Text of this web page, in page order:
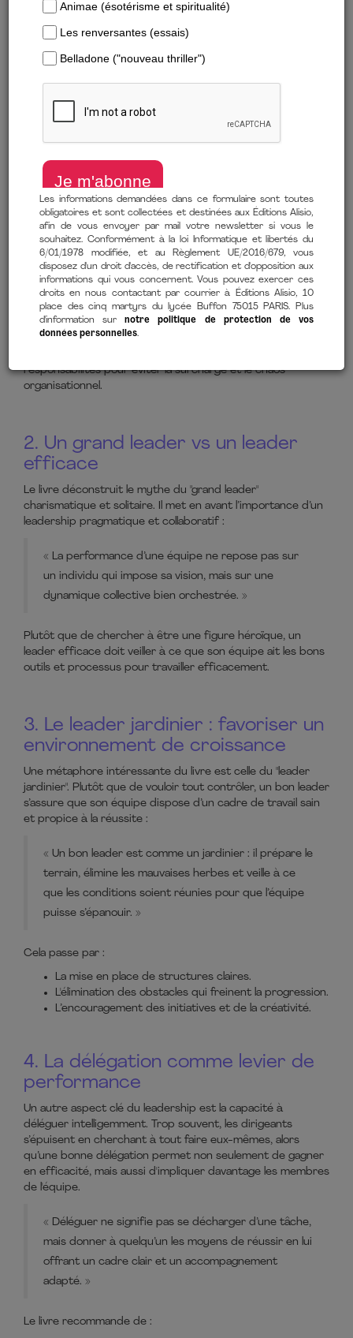
leadership ne se résume plus à une simple question de
Team. S’organiser pour réussir en équipe
efficace repose sur des principes concrets qui favorisent
une collaboration fluide et performante​
1. Leadership et management : un
équilibre essentiel
Le leadership est souvent opposé au management, comme
si ces deux notions étaient incompatibles. Pourtant, le livre
souligne l'importance de conjuguer les deux :
« La gestion individuelle du travail et son organisation
ne suffisent pas. C’est au niveau de l’équipe que les
décisions stratégiques doivent être traduites en
actions concrètes. »​
Un bon leader ne se limite donc pas à inspirer son équipe :
responsabilités pour éviter la surcharge et le chaos
organisationnel.
2. Un grand leader vs un leader
efficace
Le livre déconstruit le mythe du "grand leader"
charismatique et solitaire. Il met en avant l’importance d’un
leadership pragmatique et collaboratif :
« La performance d’une équipe ne repose pas sur
un individu qui impose sa vision, mais sur une
dynamique collective bien orchestrée. »​
Plutôt que de chercher à être une figure héroïque, un
leader efficace doit veiller à ce que son équipe ait les bons
outils et processus pour travailler efficacement.
3. Le leader jardinier : favoriser un
environnement de croissance
Une métaphore intéressante du livre est celle du "leader
jardinier". Plutôt que de vouloir tout contrôler, un bon leader
s’assure que son équipe dispose d’un cadre de travail sain
et propice à la réussite :
« Un bon leader est comme un jardinier : il prépare le
terrain, élimine les mauvaises herbes et veille à ce
que les conditions soient réunies pour que l’équipe
puisse s’épanouir. »​
Cela passe par :
La mise en place de structures claires.
L'élimination des obstacles qui freinent la progression.
L’encouragement des initiatives et de la créativité.
4. La délégation comme levier de
performance
Un autre aspect clé du leadership est la capacité à
déléguer intelligemment. Trop souvent, les dirigeants
s’épuisent en cherchant à tout faire eux-mêmes, alors
qu’une bonne délégation permet non seulement de gagner
en efficacité, mais aussi d'impliquer davantage les membres
de l'équipe.
« Déléguer ne signifie pas se décharger d’une tâche,
mais donner à quelqu’un les moyens de réussir en lui
offrant un cadre clair et un accompagnement
adapté. »​
Le livre recommande de :
Les informations demandées dans ce formulaire sont toutes
obligatoires et sont collectées et destinées aux Éditions Alisio,
afin de vous envoyer par mail votre newsletter si vous le
souhaitez. Conformément à la loi Informatique et libertés du
6/01/1978 modifiée, et au Règlement UE/2016/679, vous
disposez d'un droit d'accès, de rectification et d'opposition aux
informations qui vous concernent. Vous pouvez exercer ces
droits en nous contactant par courrier à Éditions Alisio, 10
place des cinq martyrs du lycée Buffon 75015 PARIS. Plus
d'information surnotre politique de protection de vos
données personnelles.